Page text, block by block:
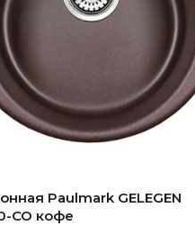
Paulmark GELEGEN
CO кофе